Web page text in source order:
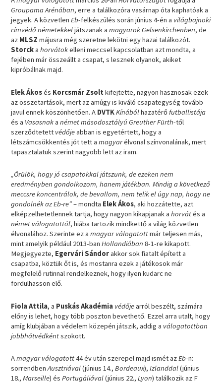
Groupama Arénában, erre a találkozóra vasárnap óta kaphatóak a
jegyek. A közvetlenEb-felkészülés során június 4-én a világbajnoki
címvédő németekkeljátszanak amagyarok Gelsenkirchenben, de
az MLSZ májusra még szeretne lekötni egy hazai találkozót.
Storckahorvátokelleni meccsel kapcsolatban azt mondta, a
fejében már összeállt a csapat, s lesznek olyanok, akiket
kipróbálnak majd.
Elek Ákosés Korcsmár Zsolt kifejtette, nagyon hasznosak ezek
az összetartások, mert az amúgy is kiváló csapategység tovább
javul ennek köszönhetően. A DVTKKínábólhazatérőfutballistája
és a Vasasnakanémet másodosztályú Greuther Fürth-től
szerződtetett védőjeabban is egyetértett, hogy a
létszámcsökkentés jót tett amagyarélvonal színvonalának, mert
tapasztalatuk szerint nagyobb lett az iram.
„Örülök, hogy jó csapatokkal játszunk, de ezeken nem
eredményben gondolkozom, hanem játékban. Mindig a következő
meccsre koncentrálok, de bevallom, nem telik el úgy nap, hogy ne
gondolnék az Eb-re”– mondta Elek Ákos, aki hozzátette, azt
elképzelhetetlennek tartja, hogy nagyon kikapjanak ahorvátés a
német válogatottól, hiába tartozik mindkettő a világ közvetlen
élvonalához. Szerinte ez amagyar válogatottmár teljesen más,
mint amelyik például 2013-banHollandiában 8-1-re kikapott.
Megjegyezte, Egervári Sándorakkor sok fiatalt épített a
csapatba, köztük őt is, és mostanra ezek a játékosok már
megfelelő rutinnal rendelkeznek, hogy ilyen kudarc ne
fordulhasson elő.
Fiola Attila, a Puskás Akadémia védőjearról beszélt, számára
előny is lehet, hogy több poszton bevethető. Ezzel arra utalt, hogy
amíg klubjában a védelem közepén játszik, addig a válogatottban
jobbhátvédkéntszokott.
Amagyar válogatott44 év után szerepel majd ismét azEb-n:
sorrendbenAusztriával(június 14.,Bordeaux), Izlanddal(június
18., Marseille) és Portugáliával(június 22.,Lyon) találkozik az F